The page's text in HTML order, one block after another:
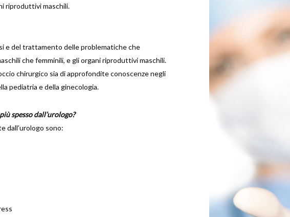
riproduttivi maschili.
e del trattamento delle problematiche che
che femminili, e gli organi riproduttivi maschili.
chirurgico sia di approfondite conoscenze negli
pediatria e della ginecologia.
spesso dall’urologo?
dall’urologo sono: